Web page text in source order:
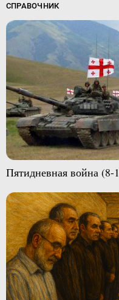
СПРАВОЧНИК
Пятидневная война (8-